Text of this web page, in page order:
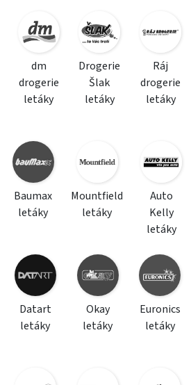
dm
drogerie
letáky
Drogerie
Šlak
letáky
Ráj
drogerie
letáky
Baumax
letáky
Mountfield
letáky
Auto
Kelly
letáky
Datart
letáky
Okay
letáky
Euronics
letáky